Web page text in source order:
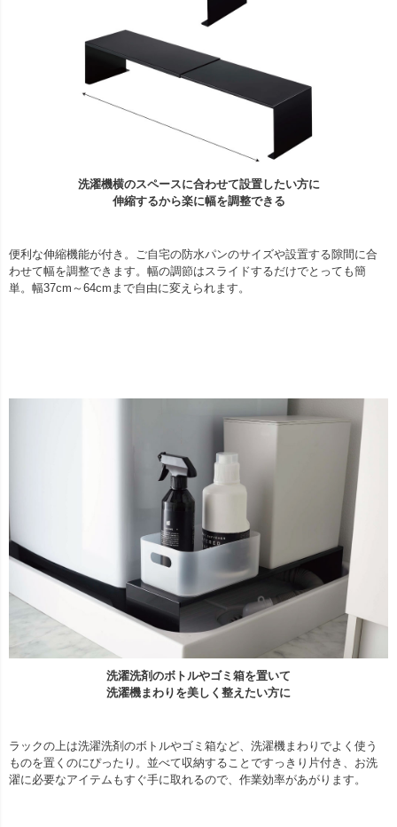
洗濯機横のスペースに合わせて設置したい方に
伸縮するから楽に幅を調整できる
便利な伸縮機能が付き。ご自宅の防水パンのサイズや設置する隙間に合
わせて幅を調整できます。幅の調節はスライドするだけでとっても簡
単。幅37cm～64cmまで自由に変えられます。
洗濯洗剤のボトルやゴミ箱を置いて
洗濯機まわりを美しく整えたい方に
ラックの上は洗濯洗剤のボトルやゴミ箱など、洗濯機まわりでよく使う
ものを置くのにぴったり。並べて収納することですっきり片付き、お洗
濯に必要なアイテムもすぐ手に取れるので、作業効率があがります。